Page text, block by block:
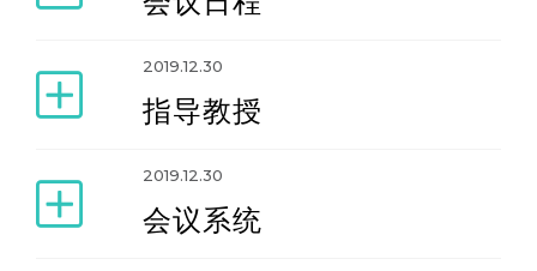
2017年武汉研讨班
2022年兰州研讨班
2019.12.30
指导教授
2019.12.30
会议系统